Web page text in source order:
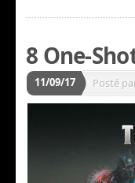
8 One-
11/09/17 Posté